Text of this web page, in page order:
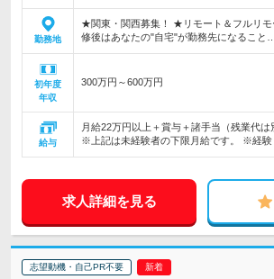
勤務地
★関東・関西募集！ ★リモート＆フルリ
修後はあなたの"自宅"が勤務先になること…
初年度
年収
300万円～600万円
給与
月給22万円以上＋賞与＋諸手当（残業代は
※上記は未経験者の下限月給です。 ※経験
求人詳細を見る
志望動機・自己PR不要